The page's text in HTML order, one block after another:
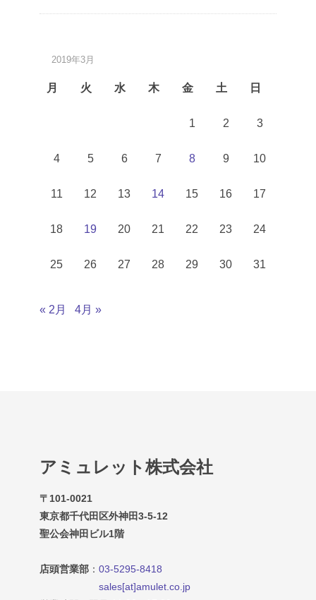
2019年3月
月 火 水 木 金 土 日
1 2 3
4 5 6 7 8 9 10
11 12 13 14 15 16 17
18 19 20 21 22 23 24
25 26 27 28 29 30 31
« 2月 4月 »
アミュレット株式会社
〒101-0021
東京都千代田区外神田3-5-12
聖公会神田ビル1階
店頭営業部 ： 03-5295-8418
sales[at]amulet.co.jp